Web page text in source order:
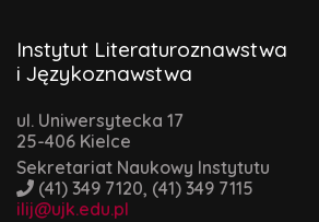
Instytut Literaturoznawstwa
i Językoznawstwa
ul. Uniwersytecka 17
25-406 Kielce
Sekretariat Naukowy Instytutu
(41) 349 7120, (41) 349 7115
ilij@ujk.edu.pl